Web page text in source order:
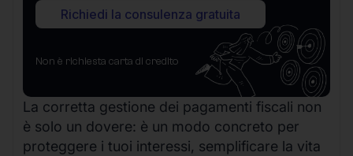
Richiedi la consulenza gratuita
Non è richiesta carta di credito
La corretta gestione dei pagamenti fiscali non
è solo un dovere: è un modo concreto per
proteggere i tuoi interessi, semplificare la vita